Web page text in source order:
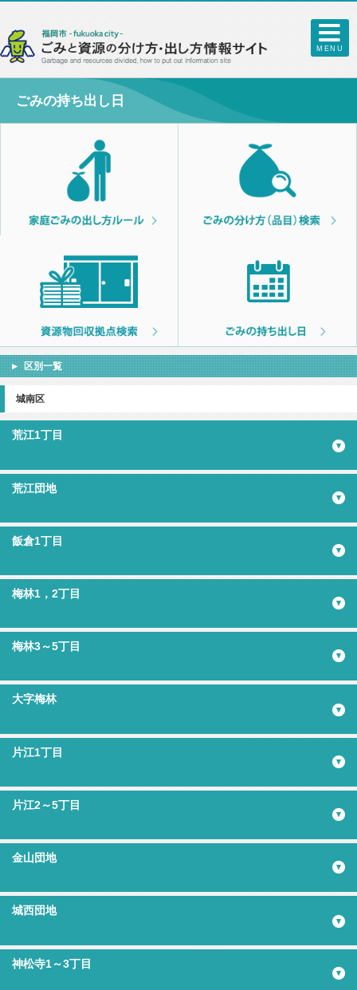
MENU
ごみの持ち出し日
区別一覧
城南区
荒江1丁目
荒江団地
飯倉1丁目
梅林1，2丁目
梅林3～5丁目
大字梅林
片江1丁目
片江2～5丁目
金山団地
城西団地
神松寺1～3丁目